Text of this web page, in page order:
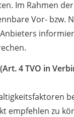
Im Rahmen
Vor- bzw.
4 TVO in
empfehlen zu